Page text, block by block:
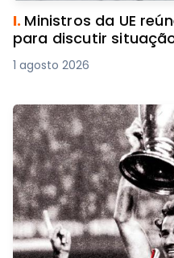
I. Ministros da UE
para discutir
1 agosto 2026